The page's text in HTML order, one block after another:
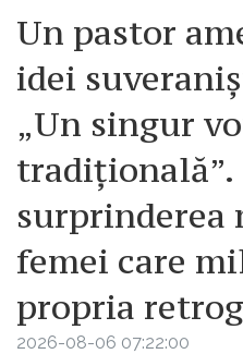
Un pastor
idei
„Un singur
tradițională”.
surprinderea
femei care
propria
2026-08-06 07:22:00